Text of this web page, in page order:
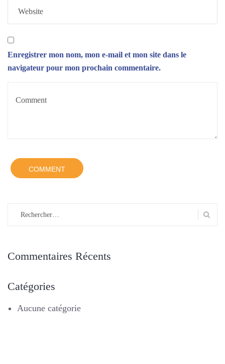
Enregistrer mon nom, mon e-mail et mon site dans le
navigateur pour mon prochain commentaire.
Commentaires Récents
Catégories
Aucune catégorie